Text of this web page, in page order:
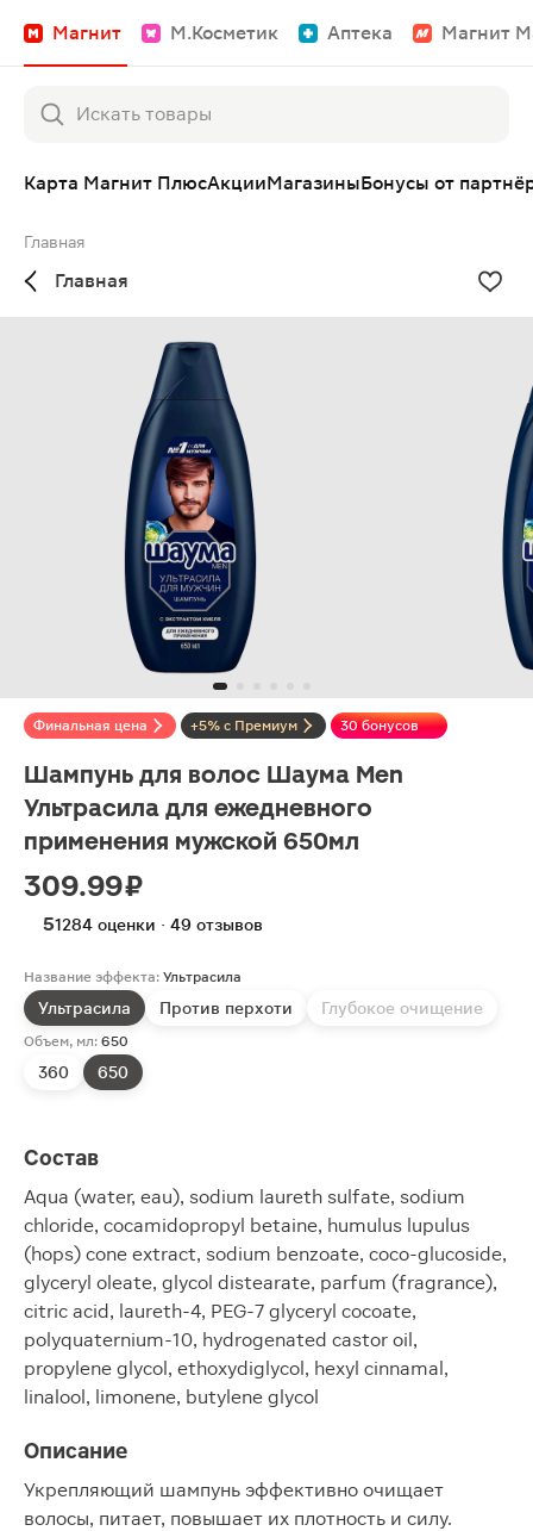
Магнит М.Косметик Аптека Магнит
Карта Магнит ПлюсАкцииМагазиныБонусы от
Главная
Главная
Финальная цена +5% с Премиум 30 бонусов
Шампунь для волос Шаума Men
Ультрасила для ежедневного
применения мужской 650мл
309.99 ₽
51284 оценки · 49 отзывов
Название эффекта: Ультрасила
Ультрасила Против перхоти Глубокое очищение
Объем, мл: 650
360 650
Состав
Aqua (water, eau), sodium laureth sulfate, sodium
chloride, cocamidopropyl betaine, humulus lupulus
(hops) cone extract, sodium benzoate, coco-glucoside,
glyceryl oleate, glycol distearate, parfum (fragrance),
citric acid, laureth-4, PEG-7 glyceryl cocoate,
polyquaternium-10, hydrogenated castor oil,
propylene glycol, ethoxydiglycol, hexyl cinnamal,
linalool, limonene, butylene glycol
Описание
Укрепляющий шампунь эффективно очищает
волосы, питает, повышает их плотность и силу.